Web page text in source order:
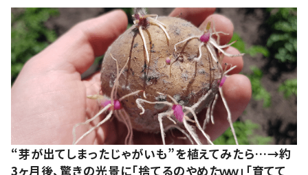
“芽が出てしまったじゃがいも”を植えてみたら…→約
3ヶ月後、驚きの光景に「捨てるのやめたｗｗ」「育てて